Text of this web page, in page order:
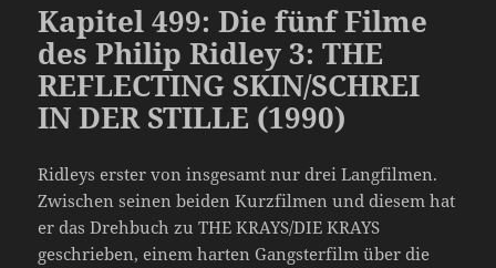
Kapitel 499: Die fünf Filme
des Philip Ridley 3: THE
REFLECTING SKIN/SCHREI
IN DER STILLE (1990)
Ridleys erster von insgesamt nur drei Langfilmen.
Zwischen seinen beiden Kurzfilmen und diesem hat
er das Drehbuch zu THE KRAYS/DIE KRAYS
geschrieben, einem harten Gangsterfilm über die